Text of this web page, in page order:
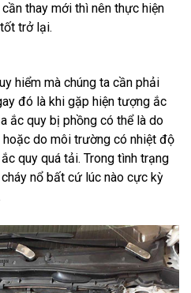
thay mới thì nên thực hiện
trở lại.
hiểm mà chúng ta cần phải
đó là khi gặp hiện tượng ắc
ắc quy bị phồng có thể là do
do môi trường có nhiệt độ
quy quá tải. Trong tình trạng
nổ bất cứ lúc nào cực kỳ